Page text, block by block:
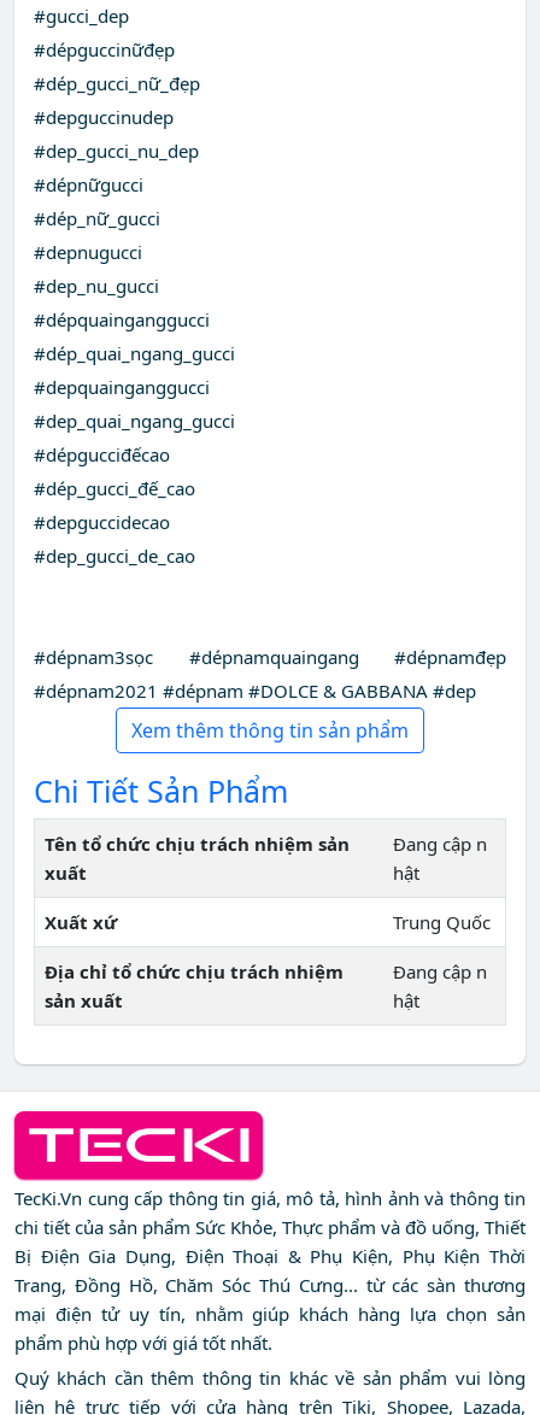
#gucci_dep
#dépguccinữđẹp
#dép_gucci_nữ_đẹp
#depguccinudep
#dep_gucci_nu_dep
#dépnữgucci
#dép_nữ_gucci
#depnugucci
#dep_nu_gucci
#dépquainganggucci
#dép_quai_ngang_gucci
#depquainganggucci
#dep_quai_ngang_gucci
#dépgucciđếcao
#dép_gucci_đế_cao
#depguccidecao
#dep_gucci_de_cao
#dépnam3sọc #dépnamquaingang #dépnamđẹp
#dépnam2021 #dépnam #DOLCE & GABBANA #dep
Xem thêm thông tin sản phẩm
Chi Tiết Sản Phẩm
Tên tổ chức chịu trách nhiệm sản
xuất
Đang cập n
hật
Xuất xứ Trung Quốc
Địa chỉ tổ chức chịu trách nhiệm
sản xuất
Đang cập n
hật
TecKi.Vn cung cấp thông tin giá, mô tả, hình ảnh và thông tin
chi tiết của sản phẩm Sức Khỏe, Thực phẩm và đồ uống, Thiết
Bị Điện Gia Dụng, Điện Thoại & Phụ Kiện, Phụ Kiện Thời
Trang, Đồng Hồ, Chăm Sóc Thú Cưng... từ các sàn thương
mại điện tử uy tín, nhằm giúp khách hàng lựa chọn sản
phẩm phù hợp với giá tốt nhất.
Quý khách cần thêm thông tin khác về sản phẩm vui lòng
liên hệ trực tiếp với cửa hàng trên Tiki, Shopee, Lazada,